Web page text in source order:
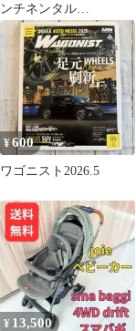
ンチネンタル
EcoContact 6 4本セット
¥600
ワゴニスト2026.5
¥ 13,500